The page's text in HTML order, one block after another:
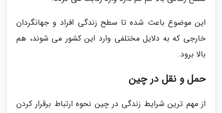
این موضوع باعث شده تا سطح زندگی افراد و جهانگردان
خارجی که به دلایل مختلفی وارد این کشور می شوند، هم
بالا برود.
حمل و نقل در چین
از مهم ترین شرایط زندگی در چین نحوه ارتباط برقرار کردن